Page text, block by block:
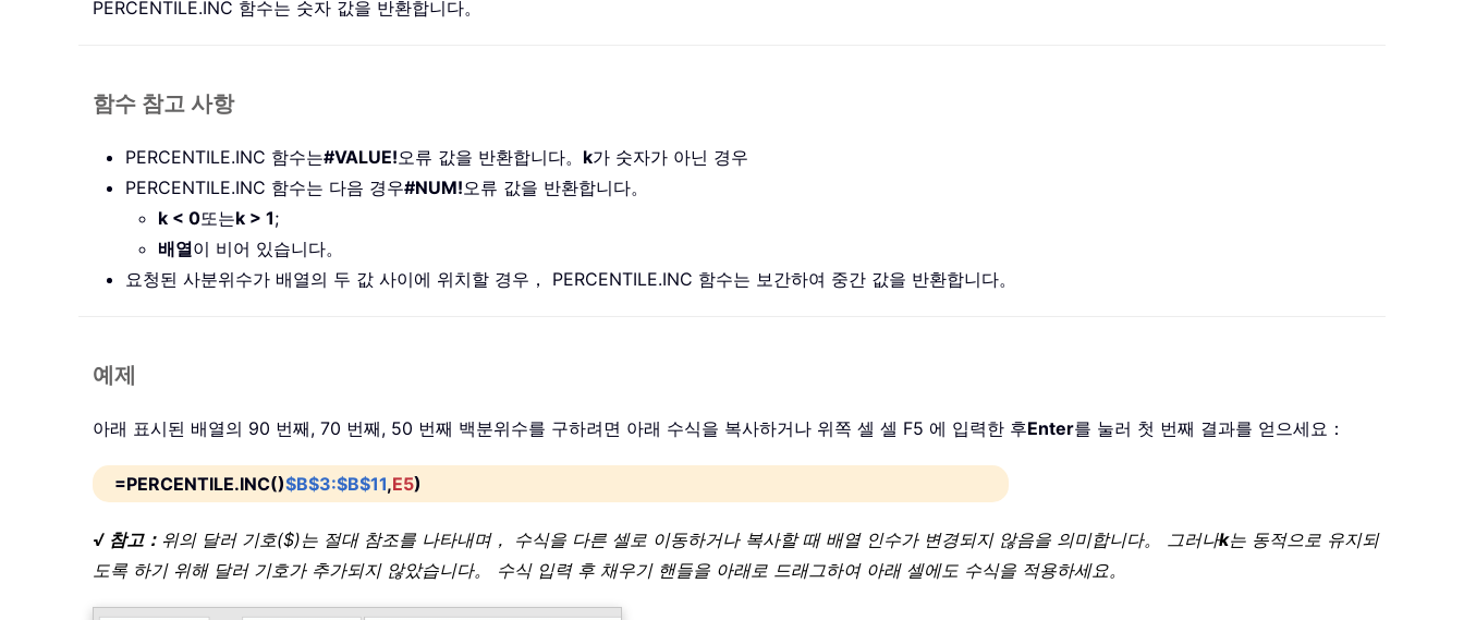
PERCENTILE.INC 함수는 숫자 값을 반환합니다。
함수 참고 사항
PERCENTILE.INC 함수는#VALUE!오류 값을 반환합니다。 k가 숫자가 아닌 경우
PERCENTILE.INC 함수는 다음 경우#NUM!오류 값을 반환합니다。
k < 0또는k > 1;
배열이 비어 있습니다。
요청된 사분위수가 배열의 두 값 사이에 위치할 경우， PERCENTILE.INC 함수는 보간하여 중간 값을 반환합니다。
예제
아래 표시된 배열의 90 번째, 70 번째, 50 번째 백분위수를 구하려면 아래 수식을 복사하거나 위쪽 셀 셀 F5 에 입력한 후Enter를 눌러 첫 번째 결과를 얻으세요：
=PERCENTILE.INC()$B$3:$B$11,E5)
√ 참고： 위의 달러 기호($)는 절대 참조를 나타내며， 수식을 다른 셀로 이동하거나 복사할 때 배열 인수가 변경되지 않음을 의미합니다。 그러나k는 동적으로 유지되
도록 하기 위해 달러 기호가 추가되지 않았습니다。 수식 입력 후 채우기 핸들을 아래로 드래그하여 아래 셀에도 수식을 적용하세요。